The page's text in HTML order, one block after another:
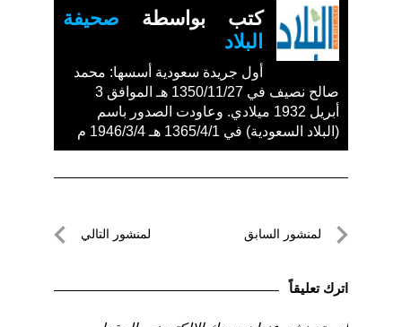
كتب بواسطة صحيفة
البلاد
أول جريدة سعودية أسسها: محمد
صالح نصيف في 1350/11/27 هـ الموافق 3
أبريل 1932 ميلادي. وعاودت الصدور باسم
(البلاد السعودية) في 1365/4/1 هـ 1946/3/4 م
تصفّحلمنشور السابق
السابق
لمنشور التالي
اترك تعليقاً